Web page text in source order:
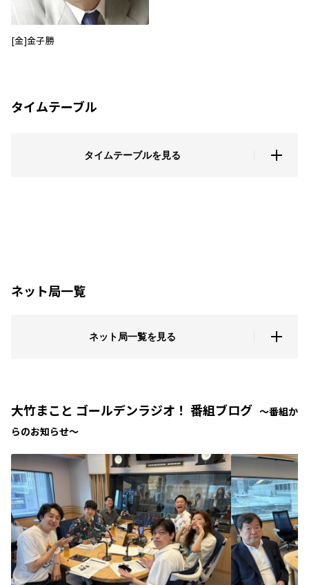
[金]金子勝
タイムテーブル
タイムテーブルを見る
ネット局一覧
ネット局一覧を見る
大竹まこと ゴールデンラジオ！ 番組ブログ 〜番組か
らのお知らせ〜